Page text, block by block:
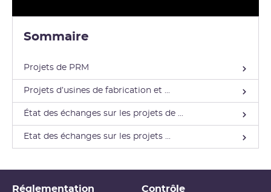
Sommaire
Projets de PRM
Projets d’usines de fabrication et ...
État des échanges sur les projets de ...
Etat des échanges sur les projets ...
Réglementation Contrôle